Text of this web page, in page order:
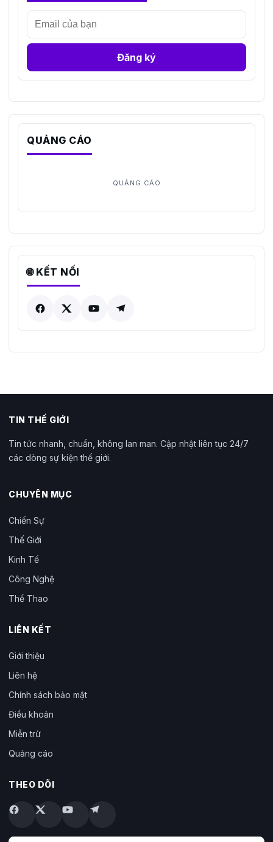
Đăng ký
QUẢNG CÁO
🌐 KẾT NỐI
TIN THẾ GIỚI
Tin tức nhanh, chuẩn, không lan man. Cập nhật liên tục 24/7
các dòng sự kiện thế giới.
CHUYÊN MỤC
Chiến Sự
Thế Giới
Kinh Tế
Công Nghệ
Thể Thao
LIÊN KẾT
Giới thiệu
Liên hệ
Chính sách bảo mật
Điều khoản
Miễn trừ
Quảng cáo
THEO DÕI